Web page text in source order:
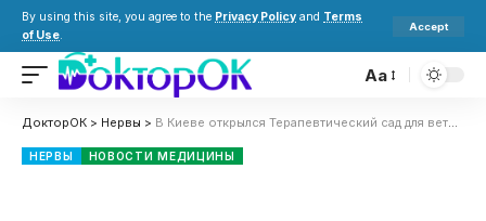
By using this site, you agree to the Privacy Policy and Terms
of Use.
Accept
Aa
ДокторОК > Нервы > В Киеве открылся Терапевтический сад для ветеранов и военных: адрес и где находится
НЕРВЫ НОВОСТИ МЕДИЦИНЫ